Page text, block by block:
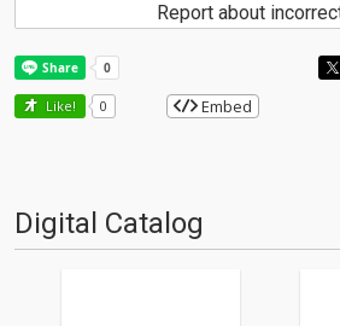
Report about
Like! 0 Embed
Digital Catalog